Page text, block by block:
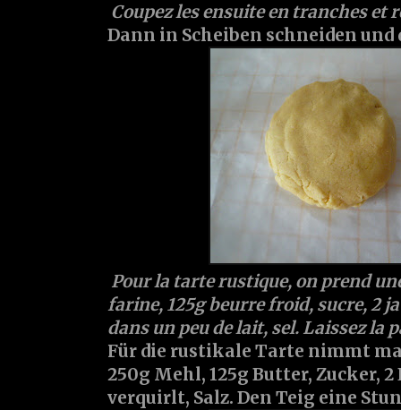
Coupez les ensuite en tranches et
Dann in Scheiben schneiden
Pour la tarte rustique, on prend
farine, 125g beurre froid, sucre, 2
dans un peu de lait, sel. Laissez la
Für die rustikale Tarte nimmt
250g Mehl, 125g Butter, Zucker,
verquirlt, Salz. Den Teig eine